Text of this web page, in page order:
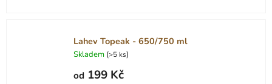
Lahev Topeak - 650/750 ml
Skladem (>5 ks)
od 199 Kč